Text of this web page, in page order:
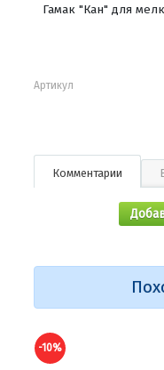
Гамак "Кан" для
Артикул
Комментарии